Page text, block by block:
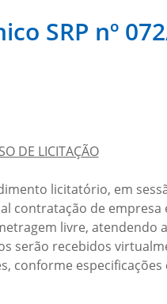
SRP nº
DE LICITAÇÃO
licitatório, em
contratação de
livre, atendendo
serão recebidos
conforme